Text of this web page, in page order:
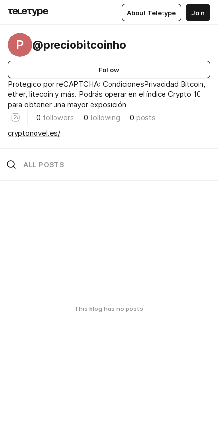
About Teletype Join
P @preciobitcoinho
Follow
Protegido por reCAPTCHA: CondicionesPrivacidad Bitcoin,
ether, litecoin y más. Podrás operar en el índice Crypto 10
para obtener una mayor exposición
0 followers 0 following 0 posts
cryptonovel.es/
ALL POSTS
This blog has no posts